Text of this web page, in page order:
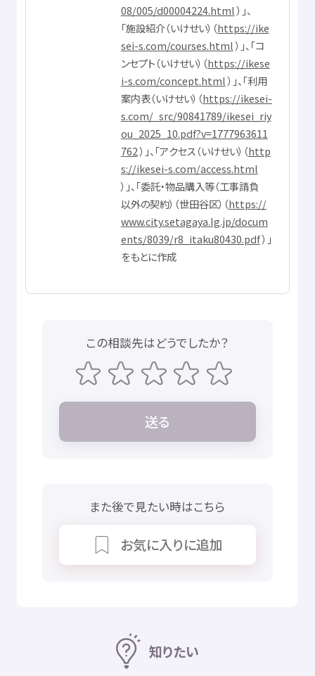
08/005/d00004224.html）」、
「施設紹介（いけせい）（https://ike
sei-s.com/courses.html）」、「コ
ンセプト（いけせい）（https://ikese
i-s.com/concept.html）」、「利用
案内表（いけせい）（https://ikesei-
s.com/_src/90841789/ikesei_riy
ou_2025_10.pdf?v=1777963611
762）」、「アクセス（いけせい）（http
s://ikesei-s.com/access.html
）」、「委託・物品購入等（工事請負
以外の契約）（世田谷区）（https://
www.city.setagaya.lg.jp/docum
ents/8039/r8_itaku80430.pdf）」
をもとに作成
この相談先はどうでしたか？
送る
また後で見たい時はこちら
お気に入りに追加
知りたい